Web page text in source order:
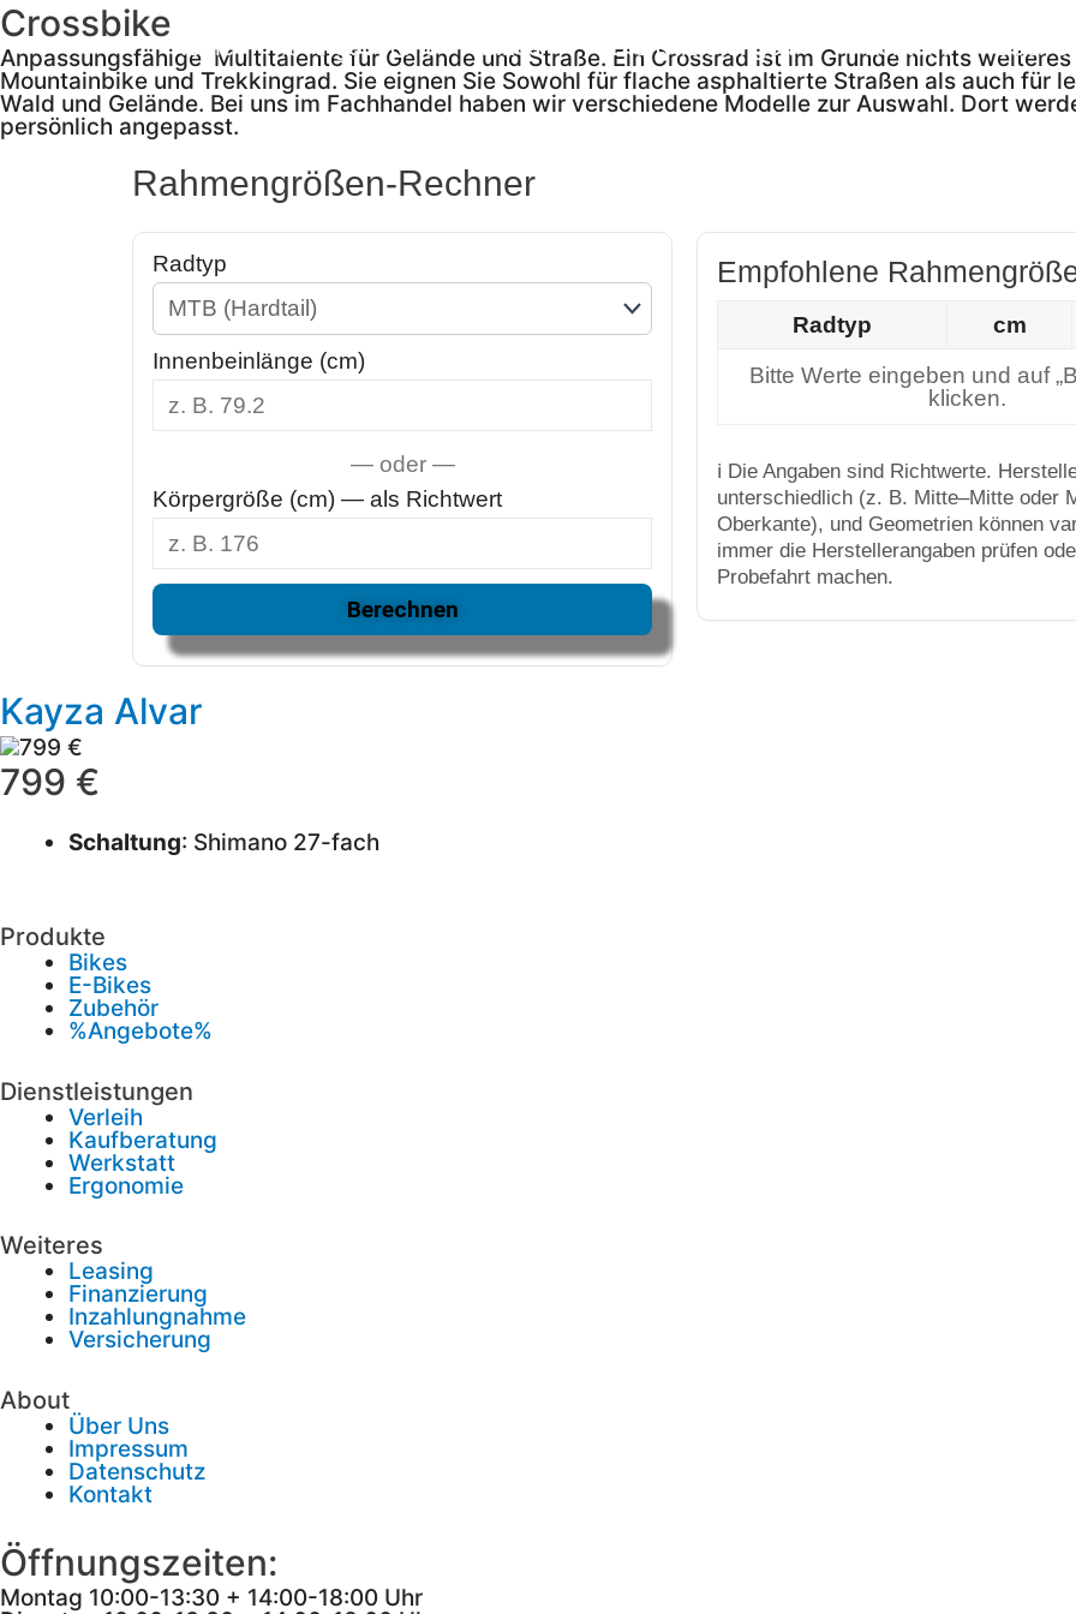
Zum
Inhalt
springen
Home % Angebote % Bikes Dienstleistungen Kontakt Über
Crossbike
Anpassungsfähige Multitalente für Gelände und Straße. Ein Crossrad ist im Grunde nichts
Mountainbike und Trekkingrad. Sie eignen Sie Sowohl für flache asphaltierte Straßen als auch für
Wald und Gelände. Bei uns im Fachhandel haben wir verschiedene Modelle zur Auswahl. Dort
persönlich angepasst.
Rahmengrößen-Rechner
Radtyp
Innenbeinlänge (cm)
— oder —
Körpergröße (cm) — als Richtwert
Berechnen
Empfohlene
Radtyp cm
Bitte Werte eingeben und auf
klicken.
ℹ️ Die Angaben sind Richtwerte.
unterschiedlich (z. B. Mitte–Mitte oder
Oberkante), und Geometrien können
immer die Herstellerangaben prüfen
Probefahrt machen.
Kayza Alvar
799 €
Schaltung: Shimano 27-fach
Produkte
Bikes
E-Bikes
Zubehör
%Angebote%
Dienstleistungen
Verleih
Kaufberatung
Werkstatt
Ergonomie
Weiteres
Leasing
Finanzierung
Inzahlungnahme
Versicherung
About
Über Uns
Impressum
Datenschutz
Kontakt
Öffnungszeiten:
Montag 10:00-13:30 + 14:00-18:00 Uhr